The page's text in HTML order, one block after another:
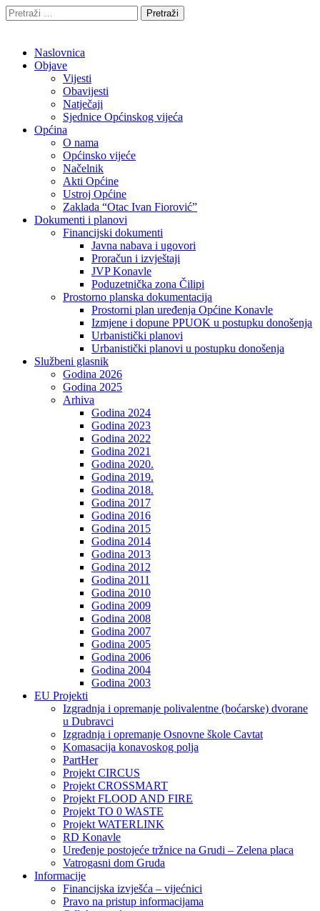
Pretraži:
Naslovnica
Objave
Vijesti
Obavijesti
Natječaji
Sjednice Općinskog vijeća
Općina
O nama
Općinsko vijeće
Načelnik
Akti Općine
Ustroj Općine
Zaklada “Otac Ivan Fiorović”
Dokumenti i planovi
Financijski dokumenti
Javna nabava i ugovori
Proračun i izvještaji
JVP Konavle
Poduzetnička zona Čilipi
Prostorno planska dokumentacija
Prostorni plan uređenja Općine Konavle
Izmjene i dopune PPUOK u postupku donošenja
Urbanistički planovi
Urbanistički planovi u postupku donošenja
Službeni glasnik
Godina 2026
Godina 2025
Arhiva
Godina 2024
Godina 2023
Godina 2022
Godina 2021
Godina 2020.
Godina 2019.
Godina 2018.
Godina 2017
Godina 2016
Godina 2015
Godina 2014
Godina 2013
Godina 2012
Godina 2011
Godina 2010
Godina 2009
Godina 2008
Godina 2007
Godina 2005
Godina 2006
Godina 2004
Godina 2003
EU Projekti
Izgradnja i opremanje polivalentne (boćarske) dvorane
u Dubravci
Izgradnja i opremanje Osnovne škole Cavtat
Komasacija konavoskog polja
PartHer
Projekt CIRCUS
Projekt CROSSMART
Projekt FLOOD AND FIRE
Projekt TO 0 WASTE
Projekt WATERLINK
RD Konavle
Uređenje postojeće tržnice na Grudi – Zelena placa
Vatrogasni dom Gruda
Informacije
Financijska izvješća – vijećnici
Pravo na pristup informacijama